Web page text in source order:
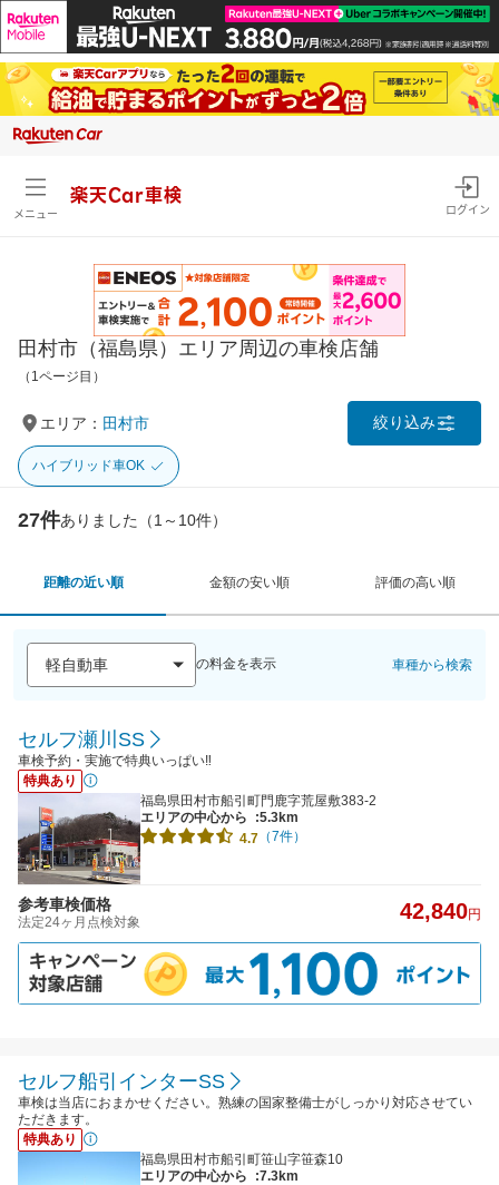
メニュー
楽天Car車検
ログイン
田村市（福島県）エリア周辺の車検店舗
（1ページ目）
エリア： 田村市 絞り込み
ハイブリッド車OK
27件ありました（1～10件）
距離の近い順 金額の安い順 評価の高い順
の料金を表示 車種から検索
セルフ瀬川SS
車検予約・実施で特典いっぱい‼
特典あり
福島県田村市船引町門鹿字荒屋敷383-2
エリアの中心から
:5.3km
4.7 （7件）
参考車検価格
法定24ヶ月点検対象 42,840円
セルフ船引インターSS
車検は当店におまかせください。熟練の国家整備士がしっかり対応させてい
ただきます。
特典あり
福島県田村市船引町笹山字笹森10
エリアの中心から
:7.3km